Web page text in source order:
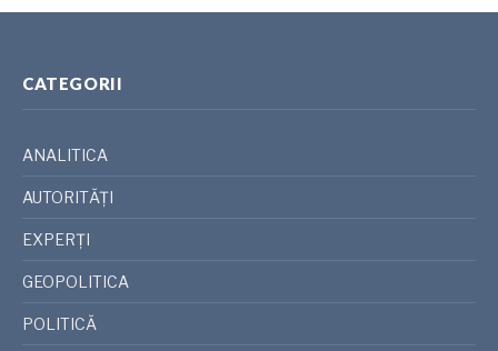
CATEGORII
ANALITICA
AUTORITĂȚI
EXPERȚI
GEOPOLITICA
POLITICĂ